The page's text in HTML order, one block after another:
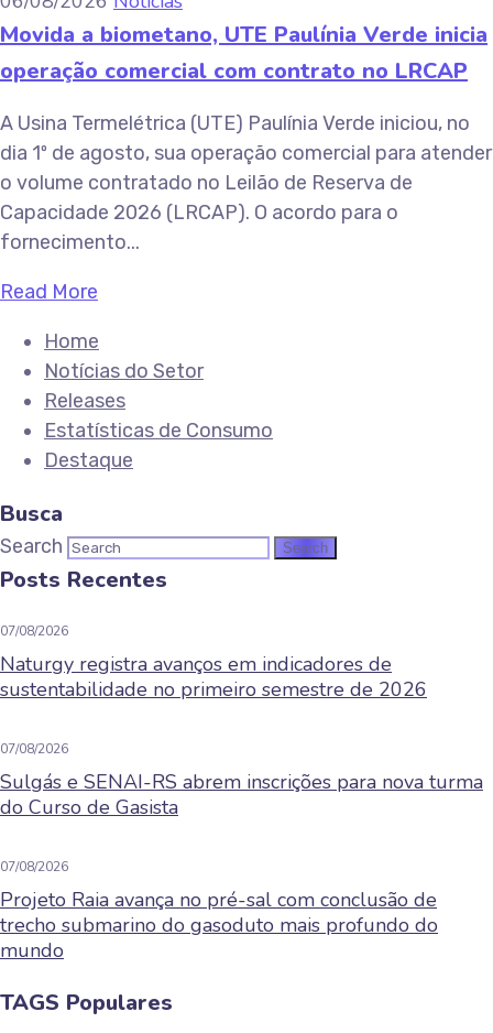
Movida a biometano, UTE Paulínia Verde inicia
operação comercial com contrato no LRCAP
A Usina Termelétrica (UTE) Paulínia Verde iniciou, no
dia 1º de agosto, sua operação comercial para atender
o volume contratado no Leilão de Reserva de
Capacidade 2026 (LRCAP). O acordo para o
fornecimento...
Read More
Home
Notícias do Setor
Releases
Estatísticas de Consumo
Destaque
Busca
Search
Posts Recentes
07/08/2026
Naturgy registra avanços em indicadores de
sustentabilidade no primeiro semestre de 2026
07/08/2026
Sulgás e SENAI-RS abrem inscrições para nova turma
do Curso de Gasista
07/08/2026
Projeto Raia avança no pré-sal com conclusão de
trecho submarino do gasoduto mais profundo do
mundo
TAGS Populares